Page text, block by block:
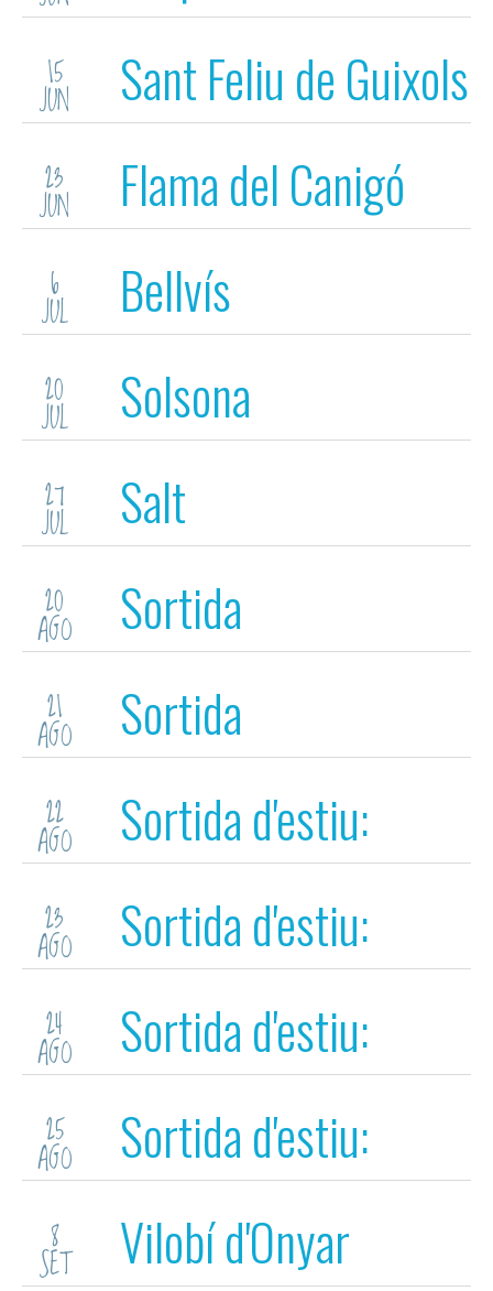
15
JUN Sant Feliu de Guixols
23
JUN Flama del Canigó
6
JUL Bellvís
20
JUL Solsona
27
JUL Salt
20
AGO
Sortida
d'estiu:Euskadi
21
AGO
Sortida
d'estiu:Euskadi
22
AGO
Sortida d'estiu:
Euskadi
23
AGO
Sortida d'estiu:
Euskadi
24
AGO
Sortida d'estiu:
Euskadi
25
AGO
Sortida d'estiu:
Euskadi
8
SET Vilobí d'Onyar